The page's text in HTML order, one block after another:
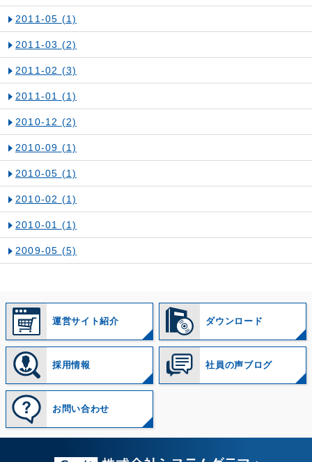
2011-05 (1)
2011-03 (2)
2011-02 (3)
2011-01 (1)
2010-12 (2)
2010-09 (1)
2010-05 (1)
2010-02 (1)
2010-01 (1)
2009-05 (5)
運営サイト紹介 ダウンロード
採用情報 社員の声ブログ
お問い合わせ